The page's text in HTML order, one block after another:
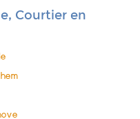
Courtier en